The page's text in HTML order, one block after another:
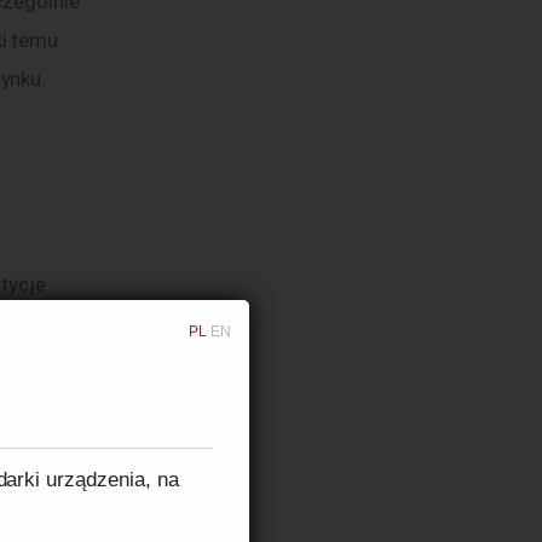
PL EN
urządzenia, na
temu
w